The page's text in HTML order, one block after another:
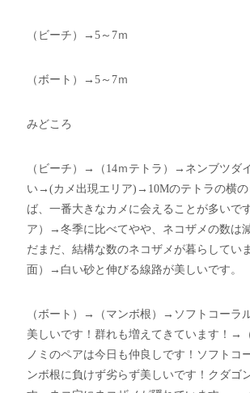
（ビーチ）→5～7ｍ
（ボート）→5～7ｍ
みどころ
（ビーチ）→（14ｍテトラ）→ネンブツダ
い→(カメ出現エリア)→10Mのテトラの横の
ば、一番大きなカメに会えることが多いで
ア）→冬季に比べてやや、ネコザメの数は
だまだ、結構な数のネコザメが暮らしてい
面）→白い砂と伸びる線路が美しいです。
（ボート）→（マンボ根）→ソフトコーラ
美しいです！群れも増えてきています！→
ノミのペアは今日も仲良しです！ソフトコ
ンボ根に負けず劣らず美しいです！クダゴ